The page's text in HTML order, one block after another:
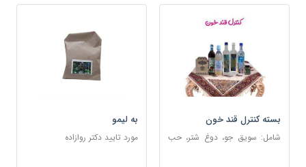
بسته کنترل قند خون
شامل: سویق جو، دوغ شتر، حب
به لیمو
مورد تایید دکتر روازاده